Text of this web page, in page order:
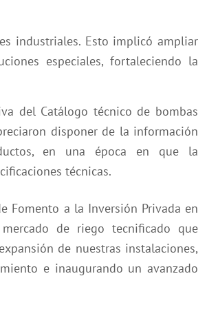
industriales. Esto implicó ampliar
especiales, fortaleciendo la
del Catálogo técnico de bombas
disponer de la información
en una época en que la
técnicas.
Fomento a la Inversión Privada en
de riego tecnificado que
de nuestras instalaciones,
e inaugurando un avanzado